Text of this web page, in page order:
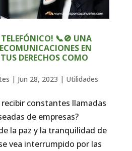
📞🚫 UNA
EN
DERECHOS COMO
| Jun 28, 2023 | Utilidades
recibir constantes llamadas
de empresas?
la paz y la tranquilidad de
vea interrumpido por las